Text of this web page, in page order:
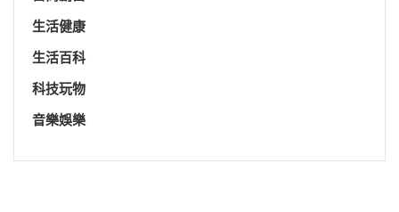
生活健康
生活百科
科技玩物
音樂娛樂